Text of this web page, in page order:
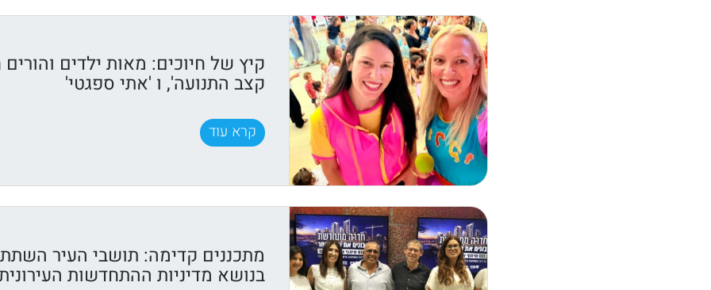
קיץ של חיוכים: מאות ילדים
קצב התנועה', ו 'אתי ספגטי'
קרא עוד
מתכננים קדימה: תושבי העיר
בנושא מדיניות ההתחדשות